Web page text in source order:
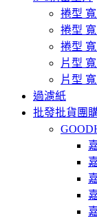
捲型
捲型
捲型
片型
片型
過濾紙
批發批貨團